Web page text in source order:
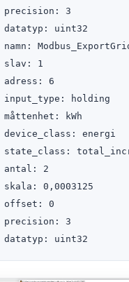
precision: 3
datatyp: uint32
namn:
slav: 1
adress: 6
input_type: holding
måttenhet: kWh
device_class: energi
state_class:
antal: 2
skala: 0,0003125
offset: 0
precision: 3
datatyp: uint32